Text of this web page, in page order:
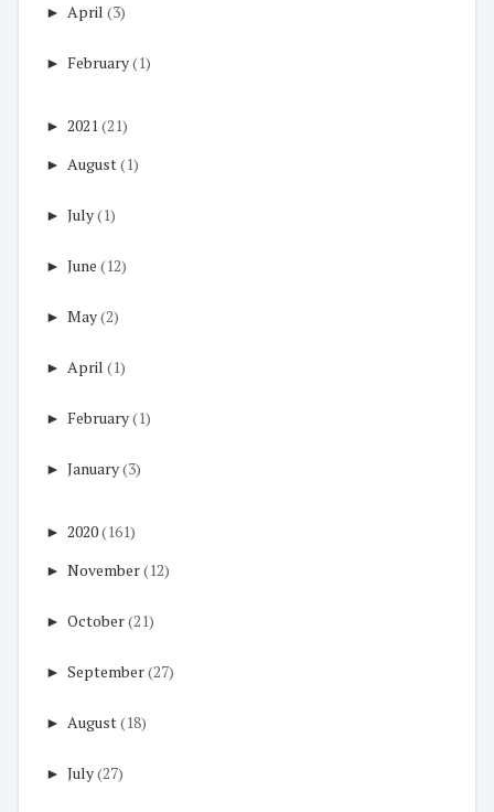
► April (3)
► February(1)
► 2021 (21)
► August(1)
► July(1)
► June (12)
► May(2)
► April (1)
► February(1)
► January(3)
► 2020(161)
► November(12)
► October(21)
► September(27)
► August(18)
► July(27)